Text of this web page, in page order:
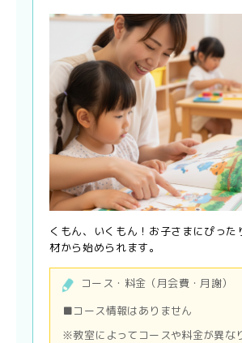
くもん、いくもん！お子さまにぴった
材から始められます。
コース・料金（月会費・月謝）
■コース情報はありません
※教室によってコースや料金が異な